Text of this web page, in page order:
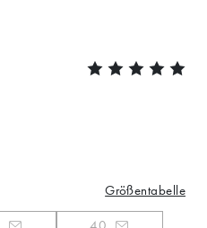
Größentabelle